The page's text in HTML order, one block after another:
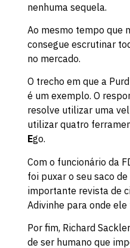
nenhuma sequela.
Ao mesmo tempo que
consegue escrutinar
no mercado.
O trecho em que a
é um exemplo. O
resolve utilizar uma
utilizar quatro
Ego.
Com o funcionário da
foi puxar o seu saco
importante revista de
Adivinhe para onde
Por fim, Richard
de ser humano que